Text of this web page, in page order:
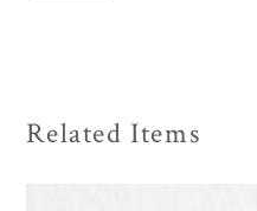
Related Items